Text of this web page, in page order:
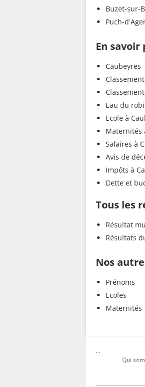
Buzet-sur-
Puch-
En savoir
Caubeyres
Eau du
Ecole à
Maternités
Salaires à
Avis de
Impôts à
Dette et
Tous les
Résultat
Résultats
Nos
Prénoms
Ecoles
Maternités
...
Qui